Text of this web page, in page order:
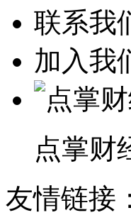
联系我
加入我
点掌财
友情链接：